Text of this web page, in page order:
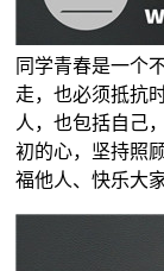
同学青春是一个
走，也必须抵抗
人，也包括自己
初的心，坚持照
福他人、快乐大